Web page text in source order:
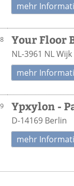
mehr
8 Your Floor
NL-3961 NL
mehr
9 Ypxylon -
D-14169 Berlin
mehr